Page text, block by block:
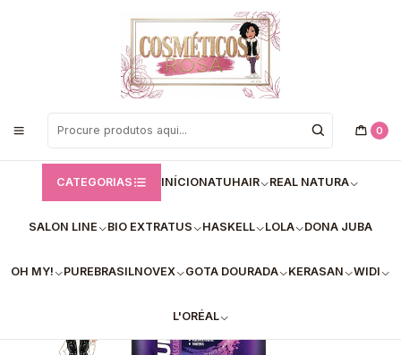
0
CATEGORIAS INÍCIONATUHAIR REAL NATURA
SALON LINE BIO EXTRATUS HASKELL LOLA DONA JUBA
OH MY! PUREBRASILNOVEX GOTA DOURADA KERASAN WIDI
L'ORÉAL
Bem vindos a Loja de Cosméticos Rosa!
Máscaras Pure Brasil
Máscara Pure Biotina (500g)